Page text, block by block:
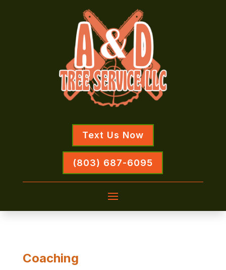
Text Us Now
(803) 687-6095
Coaching